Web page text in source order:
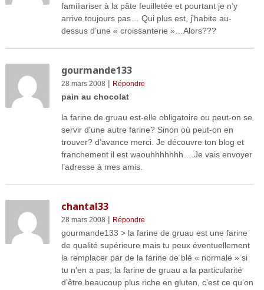
familiariser à la pâte feuilletée et pourtant je n’y
arrive toujours pas… Qui plus est, j’habite au-
dessus d’une « croissanterie »…Alors???
gourmande133
28 mars 2008 | Répondre
pain au chocolat
la farine de gruau est-elle obligatoire ou peut-on se
servir d’une autre farine? Sinon où peut-on en
trouver? d’avance merci. Je découvre ton blog et
franchement il est waouhhhhhhh….Je vais envoyer
l’adresse à mes amis.
chantal33
28 mars 2008 | Répondre
gourmande133 > la farine de gruau est une farine
de qualité supérieure mais tu peux éventuellement
la remplacer par de la farine de blé « normale » si
tu n’en a pas; la farine de gruau a la particularité
d’être beaucoup plus riche en gluten, c’est ce qu’on